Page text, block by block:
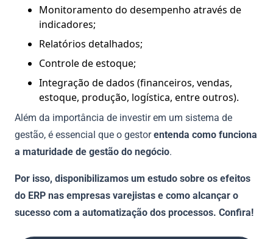
Monitoramento do desempenho através de
indicadores;
Relatórios detalhados;
Controle de estoque;
Integração de dados (financeiros, vendas,
estoque, produção, logística, entre outros).
Além da importância de investir em um sistema de
gestão, é essencial que o gestorentenda como funciona
a maturidade de gestão do negócio.
Por isso, disponibilizamos um estudo sobre os efeitos
do ERP nas empresas varejistas e como alcançar o
sucesso com a automatização dos processos. Confira!